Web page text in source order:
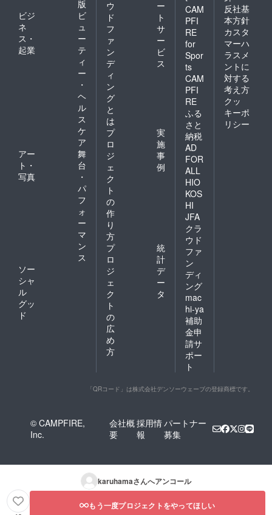
版
ビジ
ネ
ス・
起業
ビ
ュ
ー
テ
ィ
ー
・
ヘ
ル
ス
ケ
ア
アー
ト・
写真
舞
台
・
パ
フ
ォ
ー
マ
ン
ス
ソー
シャ
ル
グッ
ド
ウ
ド
フ
ァ
ン
デ
ィ
ン
グ
と
は
ー
ト
サ
ー
ビ
ス
プ
ロ
ジ
ェ
ク
ト
の
作
り
方
実
施
事
例
プ
ロ
ジ
ェ
ク
ト
の
広
め
方
統
計
デ
ー
タ
CAM
PFI
RE
for
Spor
ts
CAM
PFI
RE
ふる
さと
納税
AD
FOR
ALL
HIO
KOS
HI
JFA
クラ
ウド
ファ
ン
ディ
ング
mac
hi-ya
補助
金申
請サ
ポー
ト
反社基
本方針
カスタ
マーハ
ラスメ
ントに
対する
考え方
クッ
キーポ
リシー
「QRコード」は株式会社デンソーウェーブの登録商標です。
© CAMPFIRE,
Inc.
会社概
要
採用情
報
パートナー
募集
karuhamaさんへアンコール
もう一度プロジェクトをやってほしい